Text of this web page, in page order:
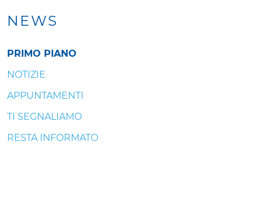
NEWS
PRIMO PIANO
NOTIZIE
APPUNTAMENTI
TI SEGNALIAMO
RESTA INFORMATO